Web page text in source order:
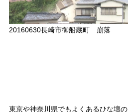
20160630長崎市御船蔵町 崩落
東京や神奈川県でもよくあるひな壇の